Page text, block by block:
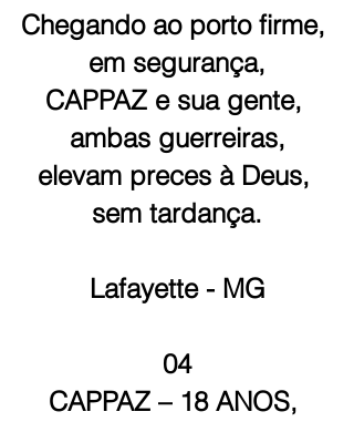
Chegando ao porto firme,
em segurança,
CAPPAZ e sua gente,
ambas guerreiras,
elevam preces à Deus,
sem tardança.
Lafayette - MG
04
CAPPAZ – 18 ANOS,